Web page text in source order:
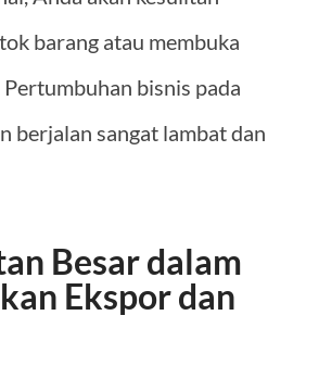
barang atau membuka
bisnis pada
berjalan sangat lambat dan
Besar dalam
Ekspor dan